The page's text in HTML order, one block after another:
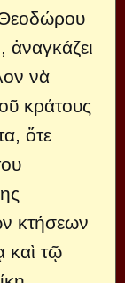
ἀναγκάζει
νὰ
κράτους
ὅτε
κτήσεων
καὶ τῷ